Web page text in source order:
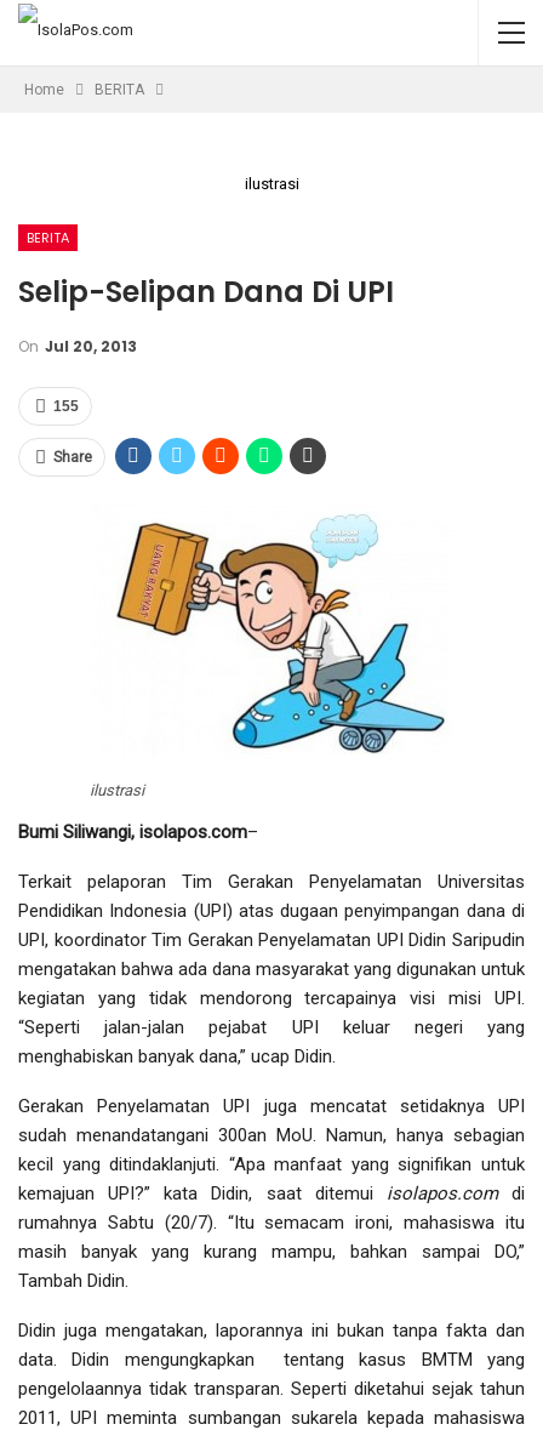
Home BERITA
ilustrasi
BERITA
Selip-Selipan Dana Di UPI
On Jul 20, 2013
155
Share
ilustrasi
Bumi Siliwangi, isolapos.com–
Terkait pelaporan Tim Gerakan Penyelamatan Universitas
Pendidikan Indonesia (UPI) atas dugaan penyimpangan dana di
UPI, koordinator Tim Gerakan Penyelamatan UPI Didin Saripudin
mengatakan bahwa ada dana masyarakat yang digunakan untuk
kegiatan yang tidak mendorong tercapainya visi misi UPI.
“Seperti jalan-jalan pejabat UPI keluar negeri yang
menghabiskan banyak dana,” ucap Didin.
Gerakan Penyelamatan UPI juga mencatat setidaknya UPI
sudah menandatangani 300an MoU. Namun, hanya sebagian
kecil yang ditindaklanjuti. “Apa manfaat yang signifikan untuk
kemajuan UPI?” kata Didin, saat ditemui isolapos.comdi
rumahnya Sabtu (20/7). “Itu semacam ironi, mahasiswa itu
masih banyak yang kurang mampu, bahkan sampai DO,”
Tambah Didin.
Didin juga mengatakan, laporannya ini bukan tanpa fakta dan
data. Didin mengungkapkan tentang kasus BMTM yang
pengelolaannya tidak transparan. Seperti diketahui sejak tahun
2011, UPI meminta sumbangan sukarela kepada mahasiswa